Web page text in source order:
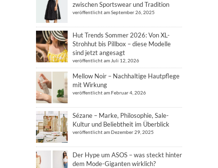
zwischen Sportswear und Tradition
veröffentlicht am September 26, 2025
Hut Trends Sommer 2026: Von XL-
Strohhut bis Pillbox – diese Modelle
sind jetzt angesagt
veröffentlicht am Juli 12, 2026
Mellow Noir – Nachhaltige Hautpflege
mit Wirkung
veröffentlicht am Februar 4, 2026
Sézane – Marke, Philosophie, Sale-
Kultur und Beliebtheit im Überblick
veröffentlicht am Dezember 29, 2025
Der Hype um ASOS – was steckt hinter
dem Mode-Giganten wirklich?